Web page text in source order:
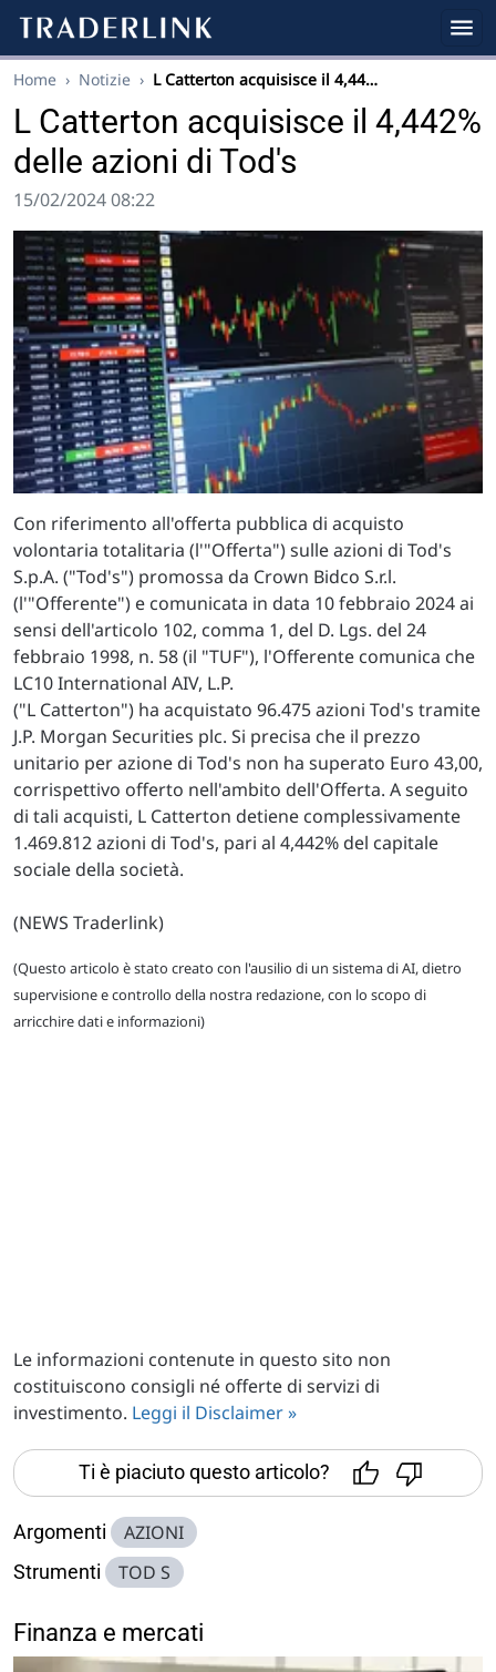
Home › Notizie › L Catterton acquisisce il 4,44…
L Catterton acquisisce il 4,442%
delle azioni di Tod's
15/02/2024 08:22
Con riferimento all'offerta pubblica di acquisto
volontaria totalitaria (l'"Offerta") sulle azioni di Tod's
S.p.A. ("Tod's") promossa da Crown Bidco S.r.l.
(l'"Offerente") e comunicata in data 10 febbraio 2024 ai
sensi dell'articolo 102, comma 1, del D. Lgs. del 24
febbraio 1998, n. 58 (il "TUF"), l'Offerente comunica che
LC10 International AIV, L.P.
("L Catterton") ha acquistato 96.475 azioni Tod's tramite
J.P. Morgan Securities plc. Si precisa che il prezzo
unitario per azione di Tod's non ha superato Euro 43,00,
corrispettivo offerto nell'ambito dell'Offerta. A seguito
di tali acquisti, L Catterton detiene complessivamente
1.469.812 azioni di Tod's, pari al 4,442% del capitale
sociale della società.
(NEWS Traderlink)
(Questo articolo è stato creato con l'ausilio di un sistema di AI, dietro
supervisione e controllo della nostra redazione, con lo scopo di
arricchire dati e informazioni)
Le informazioni contenute in questo sito non
costituiscono consigli né offerte di servizi di
investimento. Leggi il Disclaimer »
Ti è piaciuto questo articolo?
Argomenti AZIONI
Strumenti TOD S
Finanza e mercati